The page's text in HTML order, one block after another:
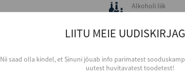
Alkoholi liik
Viski
Tootja
The Glenfiddich
Scotland
LIITU MEIE
Nii saad olla kindel, et Sinuni jõuab info parimatest
uutest huvitavatest toodetest!